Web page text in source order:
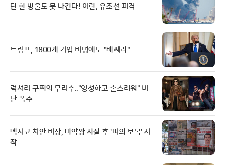
단 한 방울도 못 나간다! 이란, 유조선 피격
트럼프, 1800개 기업 비명에도 "배째라"
럭셔리 구찌의 무리수.."엉성하고 촌스러워" 비
난 폭주
멕시코 치안 비상, 마약왕 사살 후 '피의 보복' 시
작